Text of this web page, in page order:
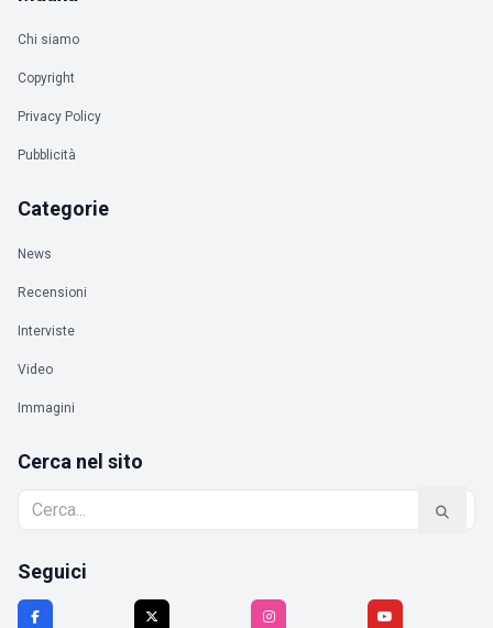
Chi siamo
Copyright
Privacy Policy
Pubblicità
Categorie
News
Recensioni
Interviste
Video
Immagini
Cerca nel sito
Seguici